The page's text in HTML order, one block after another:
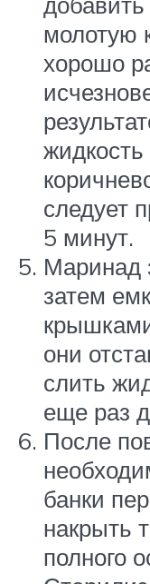
молотую
хорошо
жидкость
следует
5 минут.
Маринад
затем
они
слить
еще раз
После
банки
накрыть
полного